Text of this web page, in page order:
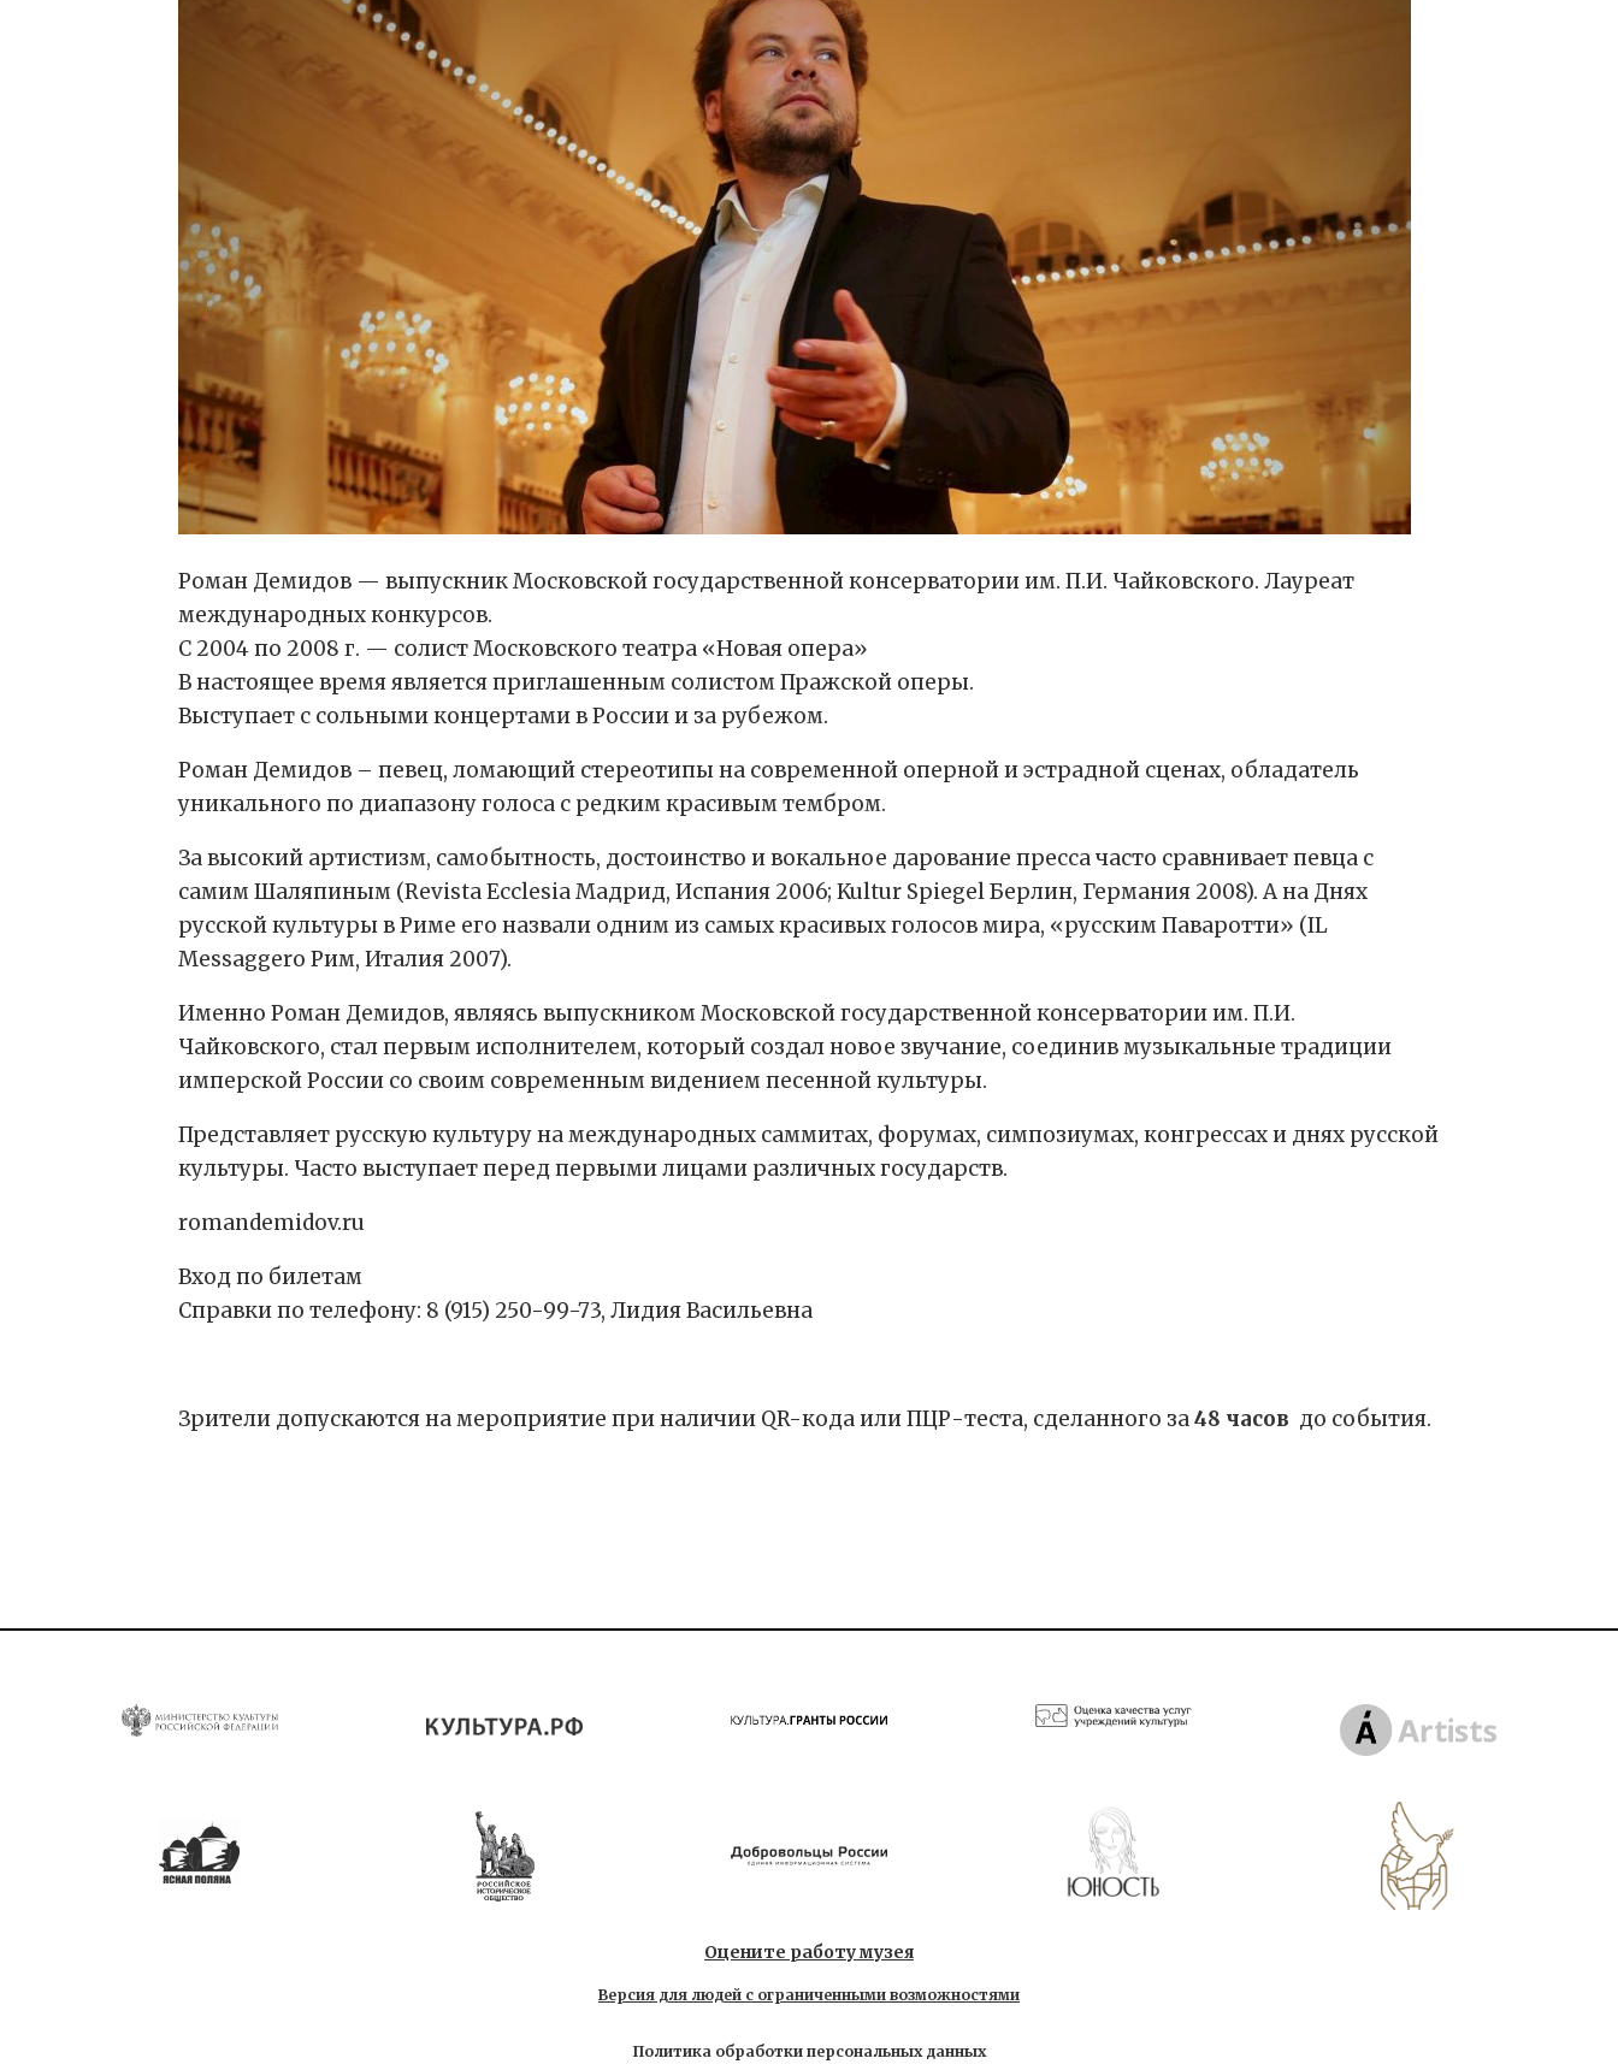
Роман Демидов — выпускник Московской государственной консерватории им. П.И. Чайковского. Лауреат
международных конкурсов.
С 2004 по 2008 г. — солист Московского театра «Новая опера»
В настоящее время является приглашенным солистом Пражской оперы.
Выступает с сольными концертами в России и за рубежом.
Роман Демидов – певец, ломающий стереотипы на современной оперной и эстрадной сценах, обладатель
уникального по диапазону голоса с редким красивым тембром.
За высокий артистизм, самобытность, достоинство и вокальное дарование пресса часто сравнивает певца с
самим Шаляпиным (Revista Ecclesia Мадрид, Испания 2006; Kultur Spiegel Берлин, Германия 2008). А на Днях
русской культуры в Риме его назвали одним из самых красивых голосов мира, «русским Паваротти» (IL
Messaggero Рим, Италия 2007).
Именно Роман Демидов, являясь выпускником Московской государственной консерватории им. П.И.
Чайковского, стал первым исполнителем, который создал новое звучание, соединив музыкальные традиции
имперской России со своим современным видением песенной культуры.
Представляет русскую культуру на международных саммитах, форумах, симпозиумах, конгрессах и днях русской
культуры. Часто выступает перед первыми лицами различных государств.
romandemidov.ru
Вход по билетам
Справки по телефону: 8 (915) 250-99-73, Лидия Васильевна
Зрители допускаются на мероприятие при наличии QR-кода или ПЦР-теста, сделанного за48 часов до события.
Оцените работу музея
Версия для людей с ограниченными возможностями
Политика обработки персональных данных